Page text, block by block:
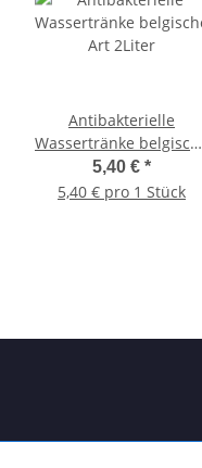
Antibakterielle
Wassertränke belgische
Art 2Liter
5,40 € *
5,40 € pro 1 Stück